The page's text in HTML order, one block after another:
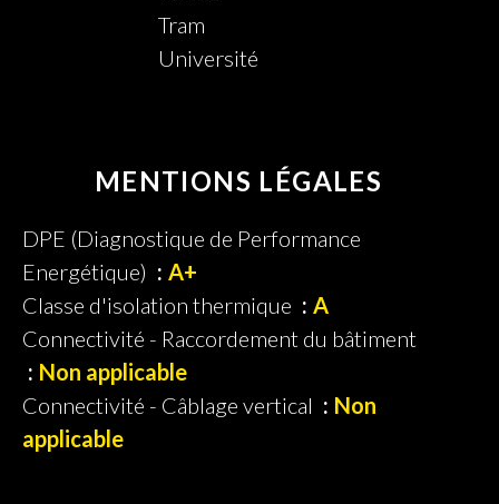
Tram
Université
MENTIONS LÉGALES
DPE (Diagnostique de Performance
Energétique)
A+
Classe d'isolation thermique
A
Connectivité - Raccordement du bâtiment
Non applicable
Connectivité - Câblage vertical
Non
applicable